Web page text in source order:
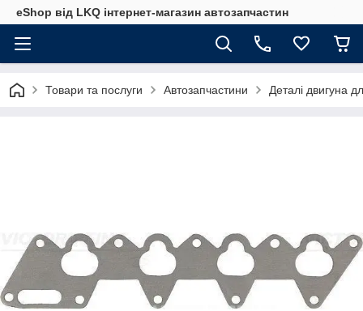
eShop від LKQ інтернет-магазин автозапчастин
Товари та послуги Автозапчастини Деталі двигуна